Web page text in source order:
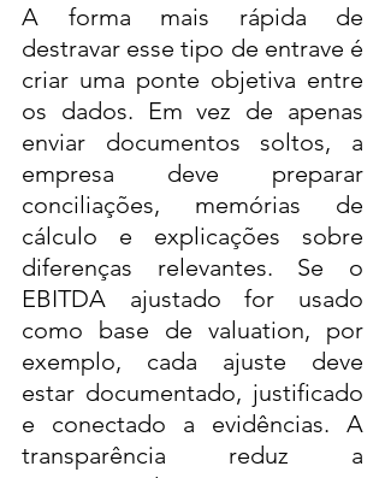
A forma mais rápida de
destravar esse tipo de entrave é
criar uma ponte objetiva entre
os dados. Em vez de apenas
enviar documentos soltos, a
empresa deve preparar
conciliações, memórias de
cálculo e explicações sobre
diferenças relevantes. Se o
EBITDA ajustado for usado
como base de valuation, por
exemplo, cada ajuste deve
estar documentado, justificado
e conectado a evidências. A
transparência reduz a